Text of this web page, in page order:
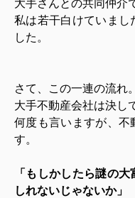
大手さんとの共同仲介
私は若干白けていまし
した。
さて、この一連の流れ。
大手不動産会社は決し
何度も言いますが、不
す。
「もしかしたら謎の
しれないじゃないか」